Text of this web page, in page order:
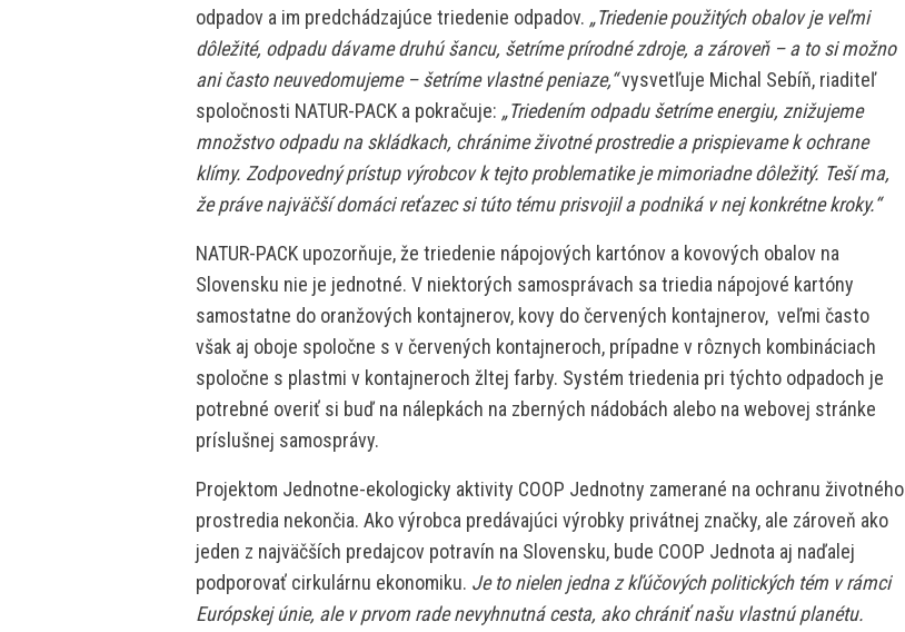
odpadov a im predchádzajúce triedenie odpadov. „Triedenie použitých obalov je veľmi
dôležité, odpadu dávame druhú šancu, šetríme prírodné zdroje, a zároveň – a to si možno
ani často neuvedomujeme – šetríme vlastné peniaze,“vysvetľuje Michal Sebíň, riaditeľ
spoločnosti NATUR-PACK a pokračuje: „Triedením odpadu šetríme energiu, znižujeme
množstvo odpadu na skládkach, chránime životné prostredie a prispievame k ochrane
klímy. Zodpovedný prístup výrobcov k tejto problematike je mimoriadne dôležitý. Teší ma,
že práve najväčší domáci reťazec si túto tému prisvojil a podniká v nej konkrétne kroky.“
NATUR-PACK upozorňuje, že triedenie nápojových kartónov a kovových obalov na
Slovensku nie je jednotné. V niektorých samosprávach sa triedia nápojové kartóny
samostatne do oranžových kontajnerov, kovy do červených kontajnerov, veľmi často
však aj oboje spoločne s v červených kontajneroch, prípadne v rôznych kombináciach
spoločne s plastmi v kontajneroch žltej farby. Systém triedenia pri týchto odpadoch je
potrebné overiť si buď na nálepkách na zberných nádobách alebo na webovej stránke
príslušnej samosprávy.
Projektom Jednotne-ekologicky aktivity COOP Jednotny zamerané na ochranu životného
prostredia nekončia. Ako výrobca predávajúci výrobky privátnej značky, ale zároveň ako
jeden z najväčších predajcov potravín na Slovensku, bude COOP Jednota aj naďalej
podporovať cirkulárnu ekonomiku. Je to nielen jedna z kľúčových politických tém v rámci
Európskej únie, ale v prvom rade nevyhnutná cesta, ako chrániť našu vlastnú planétu.